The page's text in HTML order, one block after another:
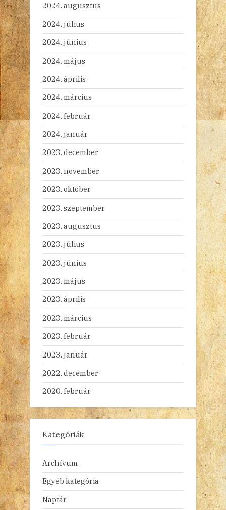
2024. augusztus
2024. július
2024. június
2024. május
2024. április
2024. március
2024. február
2024. január
2023. december
2023. november
2023. október
2023. szeptember
2023. augusztus
2023. július
2023. június
2023. május
2023. április
2023. március
2023. február
2023. január
2022. december
2020. február
Kategóriák
Archívum
Egyéb kategória
Naptár